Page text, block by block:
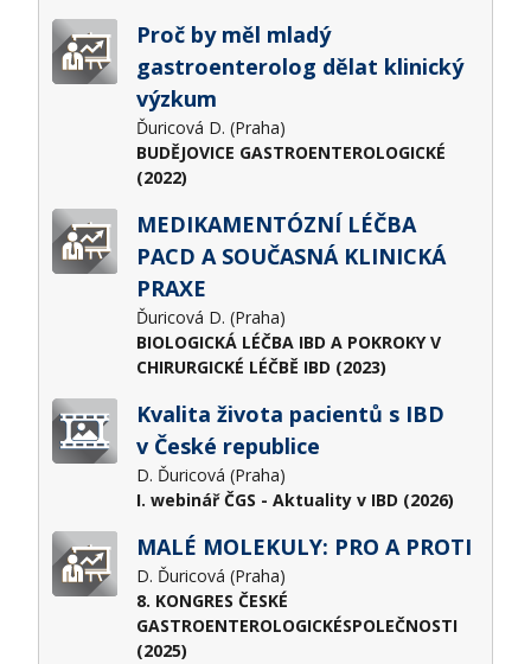
Proč by měl mladý
gastroenterolog dělat klinický
výzkum
Ďuricová D. (Praha)
BUDĚJOVICE GASTROENTEROLOGICKÉ
(2022)
MEDIKAMENTÓZNÍ LÉČBA
PACD A SOUČASNÁ KLINICKÁ
PRAXE
Ďuricová D. (Praha)
BIOLOGICKÁ LÉČBA IBD A POKROKY V
CHIRURGICKÉ LÉČBĚ IBD (2023)
Kvalita života pacientů s IBD
v České republice
D. Ďuricová (Praha)
I. webinář ČGS - Aktuality v IBD (2026)
MALÉ MOLEKULY: PRO A PROTI
D. Ďuricová (Praha)
8. KONGRES ČESKÉ
GASTROENTEROLOGICKÉSPOLEČNOSTI
(2025)